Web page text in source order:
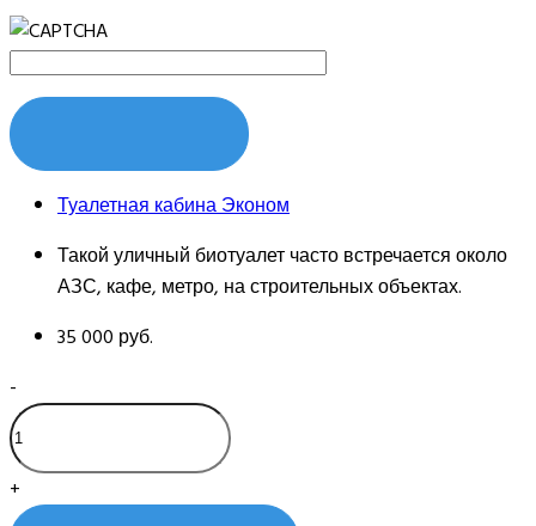
Туалетная кабина Эконом
Такой уличный биотуалет часто встречается около
АЗС, кафе, метро, на строительных объектах.
35 000 руб.
-
+